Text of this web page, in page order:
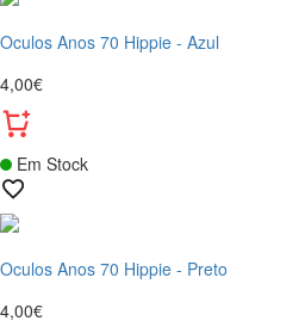
Oculos Anos 70 Hippie - Azul
4,00€
Em Stock
Oculos Anos 70 Hippie - Preto
4,00€